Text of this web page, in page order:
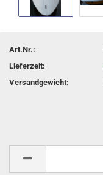
Art.Nr.:
Lieferzeit:
Versandgewicht: